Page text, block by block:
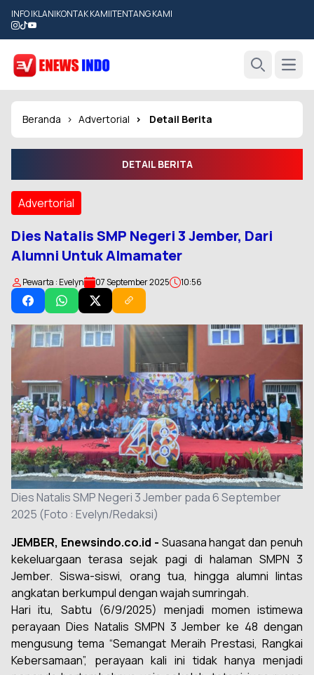
INFO IKLAN|KONTAK KAMI|TENTANG KAMI
Beranda Advertorial Detail Berita
DETAIL BERITA
Advertorial
Dies Natalis SMP Negeri 3 Jember, Dari
Alumni Untuk Almamater
Pewarta : Evelyn 07 September 2025 10:56
Dies Natalis SMP Negeri 3 Jember pada 6 September
2025 (Foto : Evelyn/Redaksi)
JEMBER, Enewsindo.co.id - Suasana hangat dan penuh
kekeluargaan terasa sejak pagi di halaman SMPN 3
Jember. Siswa-siswi, orang tua, hingga alumni lintas
angkatan berkumpul dengan wajah sumringah.
Hari itu, Sabtu (6/9/2025) menjadi momen istimewa
perayaan Dies Natalis SMPN 3 Jember ke 48 dengan
mengusung tema “Semangat Meraih Prestasi, Rangkai
Kebersamaan”, perayaan kali ini tidak hanya menjadi